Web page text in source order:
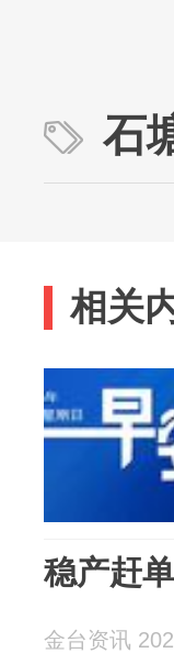
石
相关
稳产赶
金台资讯